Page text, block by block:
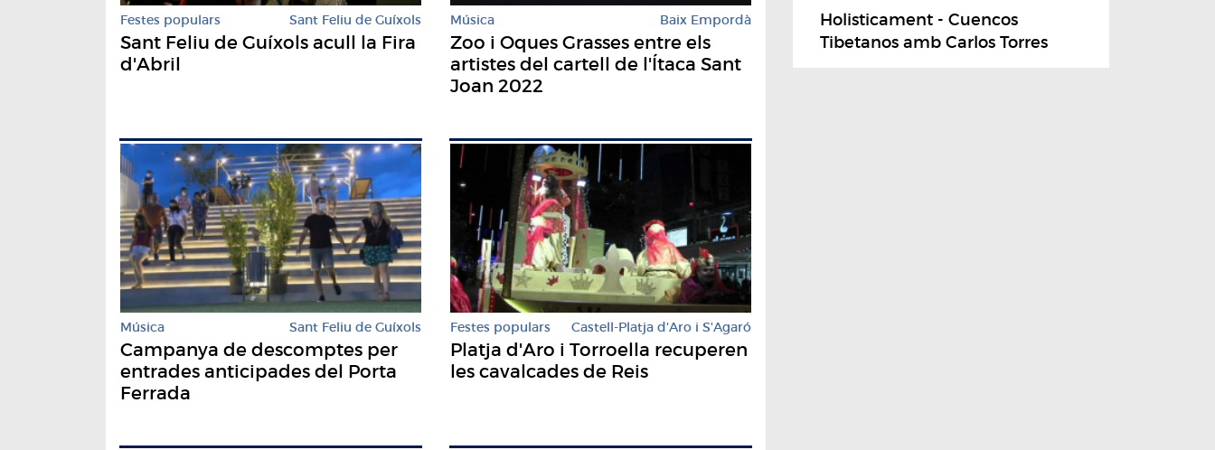
Festes populars Sant Feliu de Guíxols
Sant Feliu de Guíxols acull la Fira
d'Abril
Música Baix Empordà
Zoo i Oques Grasses entre els
artistes del cartell de l'Ítaca Sant
Joan 2022
Música Sant Feliu de Guíxols
Campanya de descomptes per
entrades anticipades del Porta
Ferrada
Festes populars Castell-Platja d'Aro i S'Agaró
Platja d'Aro i Torroella recuperen
les cavalcades de Reis
Holisticament - Cuencos
Tibetanos amb Carlos Torres